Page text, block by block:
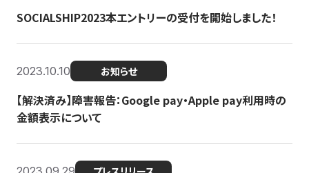
SOCIALSHIP2023本エントリーの受付を開始しました！
2023.10.10 お知らせ
【解決済み】障害報告：Google pay・Apple pay利用時の
金額表示について